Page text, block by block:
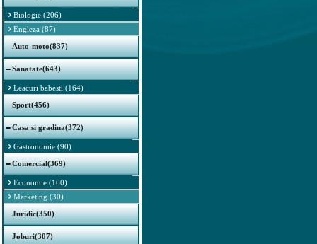
Biologie (206)
Engleza (87)
Auto-moto(837)
Sanatate(643)
Leacuri babesti (164)
Sport(456)
Casa si gradina(372)
Gastronomie (90)
Comercial(369)
Economie (160)
Marketing (30)
Juridic(350)
Joburi(307)